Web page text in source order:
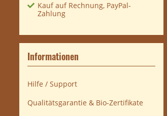
Kauf auf Rechnung, PayPal-
Zahlung
Informationen
Hilfe / Support
Qualitätsgarantie & Bio-Zertifikate